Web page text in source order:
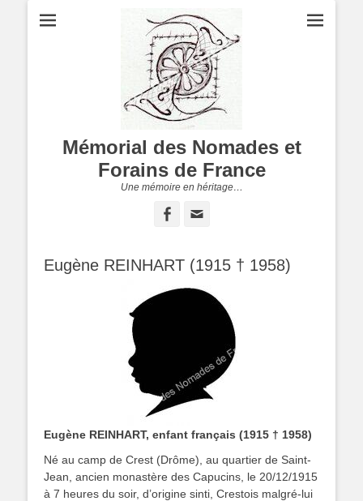
Mémorial des Nomades et
Forains de France
Une mémoire en héritage…
Facebook
Eugène REINHART (1915 † 1958)
Eugène REINHART, enfant français (1915 † 1958)
Né au camp de Crest (Drôme), au quartier de Saint-
Jean, ancien monastère des Capucins, le 20/12/1915
à 7 heures du soir, d’origine sinti, Crestois malgré-lui